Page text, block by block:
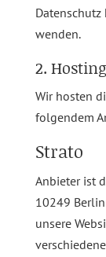
wenden.
2. Hosting
Wir hosten
folgendem
Strato
Anbieter ist
10249 Berlin
unsere